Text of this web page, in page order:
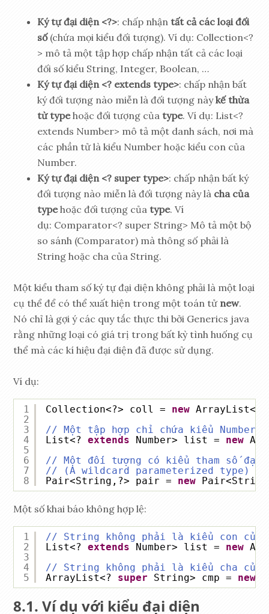
Ký tự đại diện <?>: chấp nhận tất cả các loại đối
số(chứa mọi kiểu đối tượng). Ví dụ: Collection<?
> mô tả một tập hợp chấp nhận tất cả các loại
đối số kiểu String, Integer, Boolean, …
Ký tự đại diện <? extends type>: chấp nhận bất
ký đối tượng nào miễn là đối tượng nàykế thừa
từ typehoặc đối tượng củatype. Ví dụ: List<?
extends Number> mô tả một danh sách, nơi mà
các phần tử là kiểu Number hoặc kiểu con của
Number.
Ký tự đại diện <? super type>: chấp nhận bất ký
đối tượng nào miễn là đối tượng này là cha của
typehoặc đối tượng của type. Ví
dụ: Comparator<? super String> Mô tả một bộ
so sánh (Comparator) mà thông số phải là
String hoặc cha của String.
Một kiểu tham số ký tự đại diện không phải là một loại
cụ thể để có thể xuất hiện trong một toán tử new.
Nó chỉ là gợi ý các quy tắc thực thi bởi Generics java
rằng những loại có giá trị trong bất kỳ tình huống cụ
thể mà các kí hiệu đại diện đã được sử dụng.
Ví dụ:
1
2
3
4
5
6
7
8
Collection<?> coll = new
// Một tập hợp chỉ chứa kiểu Number
List<? extends Number> list = new
// Một đối tượng có kiểu tham số đại
// (A wildcard parameterized type)
Pair<String,?> pair = new
Một số khai báo không hợp lệ:
1
2
3
4
5
// String không phải là kiểu con của
List<? extends Number> list = new
// String không phải là kiểu cha
ArrayList<? super String> cmp = new
Ví dụ với kiểu đại diện